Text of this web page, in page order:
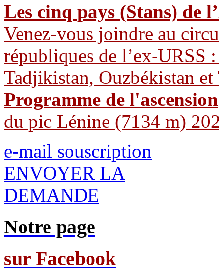
Les cinq pays (Stans) de
Venez-vous joindre au
républiques de l’ex-URSS
Tadjikistan, Ouzbékistan
Programme de l'ascension
du pic Lénine (7134 m)
e-mail souscription
ENVOYER LA
DEMANDE
Notre page
sur Facebook